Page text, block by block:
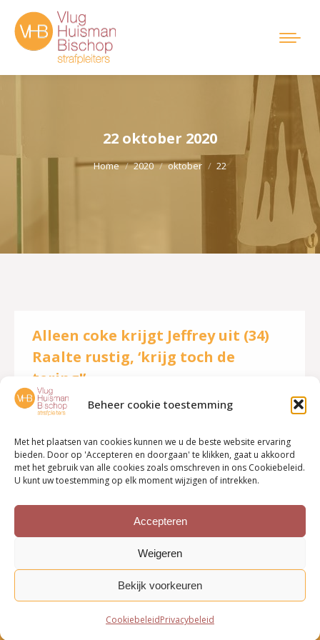
Beheer cookie toestemming
Met het plaatsen van cookies kunnen we u de beste website ervaring
bieden. Door op 'Accepteren en doorgaan' te klikken, gaat u akkoord
met het gebruik van alle cookies zoals omschreven in ons Cookiebeleid.
U kunt uw toestemming op elk moment wijzigen of intrekken.
Accepteren
Weigeren
Bekijk voorkeuren
CookiebeleidPrivacybeleid
22 oktober 2020
Home 2020 oktober 22
Alleen coke krijgt Jeffrey uit (34)
Raalte rustig, ‘krijg toch de
tering!’
Nieuws DoorVHB strafpleiters 22 oktober 2020
houdt een 34-jarige man uit Raalte al meer dan een
halfjaar in de gevangenis. Als het aan het Openbaar